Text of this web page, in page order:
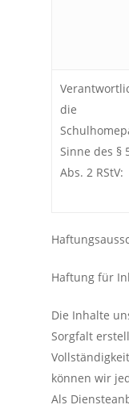
die
Sinne des §
Abs. 2 RStV:
Haftung für
Die Inhalte
Sorgfalt
können wir
Als